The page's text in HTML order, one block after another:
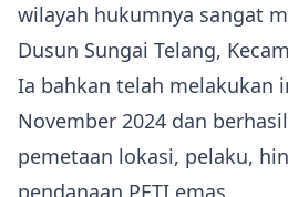
wilayah hukumnya sangat
Dusun Sungai Telang,
Ia bahkan telah melakukan
November 2024 dan
pemetaan lokasi, pelaku,
pendanaan PETI emas.